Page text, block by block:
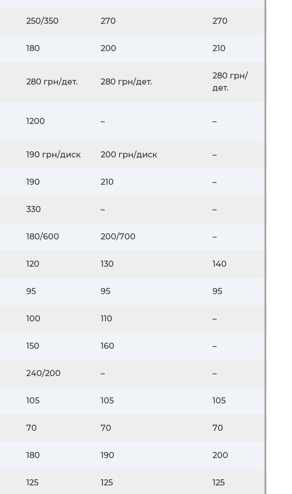
250/350 270 270
180 200 210
280 грн/дет. 280 грн/дет.
280 грн/
дет.
1200 – –
190 грн/диск 200 грн/диск –
190 210 –
330 – –
180/600 200/700 –
120 130 140
95 95 95
100 110 –
150 160 –
240/200 – –
105 105 105
70 70 70
180 190 200
125 125 125